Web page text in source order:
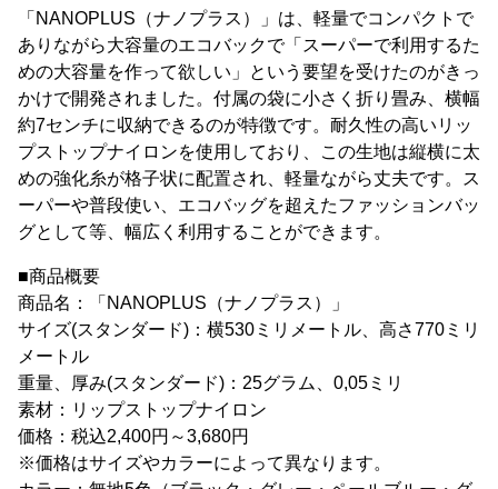
「NANOPLUS（ナノプラス）」は、軽量でコンパクトで
ありながら大容量のエコバックで「スーパーで利用するた
めの大容量を作って欲しい」という要望を受けたのがきっ
かけで開発されました。付属の袋に小さく折り畳み、横幅
約7センチに収納できるのが特徴です。耐久性の高いリッ
プストップナイロンを使用しており、この生地は縦横に太
めの強化糸が格子状に配置され、軽量ながら丈夫です。ス
ーパーや普段使い、エコバッグを超えたファッションバッ
グとして等、幅広く利用することができます。
■商品概要
商品名：「NANOPLUS（ナノプラス）」
サイズ(スタンダード)：横530ミリメートル、高さ770ミリ
メートル
重量、厚み(スタンダード)：25グラム、0,05ミリ
素材：リップストップナイロン
価格：税込2,400円～3,680円
※価格はサイズやカラーによって異なります。